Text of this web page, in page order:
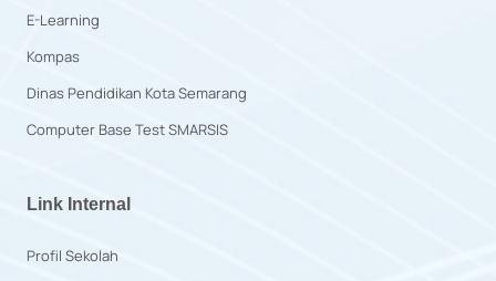
E-Learning
Kompas
Dinas Pendidikan Kota Semarang
Computer Base Test SMARSIS
Link Internal
Profil Sekolah